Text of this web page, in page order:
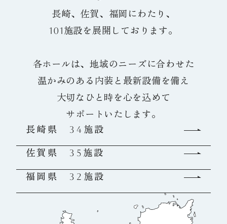
長崎、佐賀、福岡にわたり、
101施設を展開しております。
各ホールは、地域のニーズに合わせた
温かみのある内装と最新設備を備え
大切なひと時を心を込めて
サポートいたします。
長崎県 34施設
佐賀県 35施設
福岡県 32施設